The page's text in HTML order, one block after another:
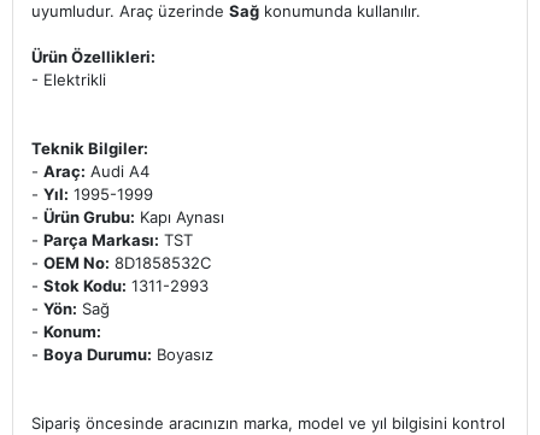
uyumludur. Araç üzerinde Sağ konumunda kullanılır.
Ürün Özellikleri:
- Elektrikli
Teknik Bilgiler:
- Araç: Audi A4
- Yıl: 1995-1999
- Ürün Grubu: Kapı Aynası
- Parça Markası: TST
- OEM No: 8D1858532C
- Stok Kodu: 1311-2993
- Yön: Sağ
- Konum:
- Boya Durumu: Boyasız
Sipariş öncesinde aracınızın marka, model ve yıl bilgisini kontrol